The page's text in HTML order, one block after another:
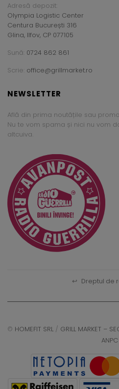
Adresă depozit:
Olympia Logistic Center
Centura București 316
Glina, Ilfov, CP 077105
Sună: 0724 862 861
Scrie: office@grillmarket.ro
NEWSLETTER
Află din prima noutățile sau
Nu te vom spama și nici nu vom
altcuiva.
↩ Dreptul de
© HOMEFIT SRL / GRILL MARKET –
ANPC